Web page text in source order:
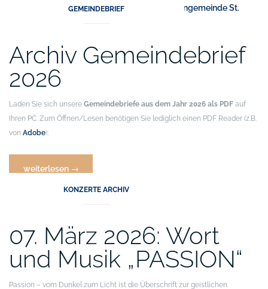
JUDAS“
GEMEINDEBRIEF
Archiv Gemeindebrief
2026
Laden Sie sich unsere Gemeindebriefe aus dem Jahr 2026 als PDF auf
Ihren PC. Zum Öffnen/Lesen benötigen Sie lediglich einen PDF Reader (z.B.
von Adobe):
„Archiv
weiterlesen →
KONZERTE ARCHIV
07. März 2026: Wort
und Musik „PASSION“
Passion – vom Dunkel zum Licht ist die Überschrift zur geistlichen